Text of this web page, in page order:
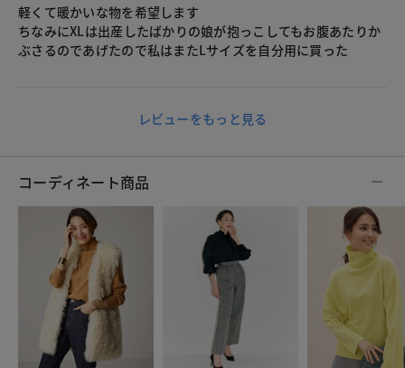
軽くて暖かいな物を希望します
ちなみにXLは出産したばかりの娘が抱っこしてもお腹あたりか
ぶさるのであげたので私はまたLサイズを自分用に買った
レビューをもっと見る
コーディネート商品